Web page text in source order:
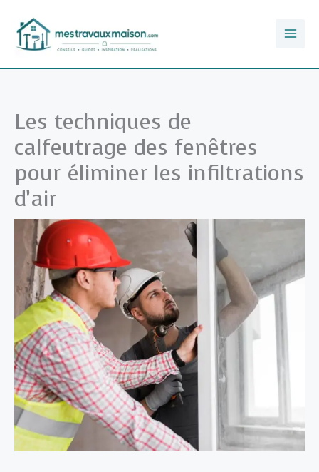
contenu
Les techniques de
calfeutrage des fenêtres
pour éliminer les infiltrations
d’air